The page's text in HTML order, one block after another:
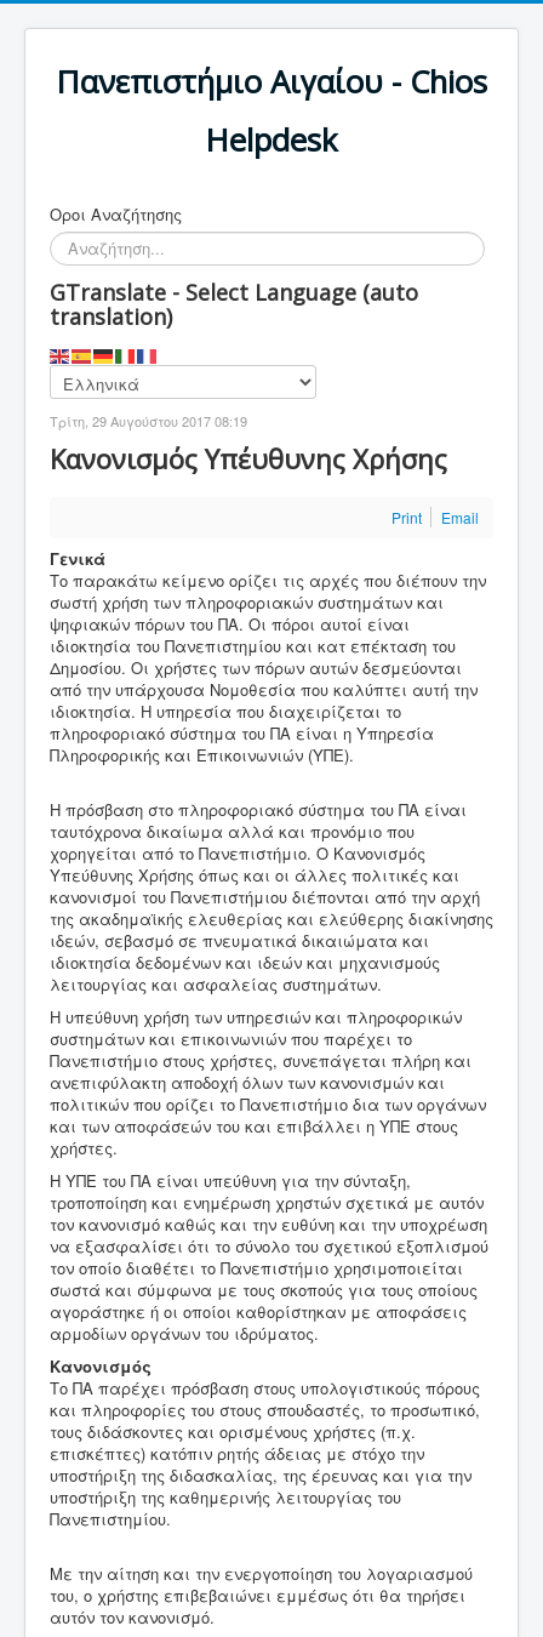
Πανεπιστήμιο Αιγαίου - Chios
Helpdesk
Οροι Αναζήτησης
GTranslate - Select Language (auto
translation)
Τρίτη, 29 Αυγούστου 2017 08:19
Κανονισμός Υπέυθυνης Χρήσης
Print Email
Γενικά
Το παρακάτω κείμενο ορίζει τις αρχές που διέπουν την
σωστή χρήση των πληροφοριακών συστημάτων και
ψηφιακών πόρων του ΠΑ. Οι πόροι αυτοί είναι
ιδιοκτησία του Πανεπιστημίου και κατ επέκταση του
Δημοσίου. Οι χρήστες των πόρων αυτών δεσμεύονται
από την υπάρχουσα Νομοθεσία που καλύπτει αυτή την
ιδιοκτησία. Η υπηρεσία που διαχειρίζεται το
πληροφοριακό σύστημα του ΠΑ είναι η Υπηρεσία
Πληροφορικής και Επικοινωνιών (ΥΠΕ).
Η πρόσβαση στο πληροφοριακό σύστημα του ΠΑ είναι
ταυτόχρονα δικαίωμα αλλά και προνόμιο που
χορηγείται από το Πανεπιστήμιο. Ο Κανονισμός
Υπεύθυνης Χρήσης όπως και οι άλλες πολιτικές και
κανονισμοί του Πανεπιστήμιου διέπονται από την αρχή
της ακαδημαϊκής ελευθερίας και ελεύθερης διακίνησης
ιδεών, σεβασμό σε πνευματικά δικαιώματα και
ιδιοκτησία δεδομένων και ιδεών και μηχανισμούς
λειτουργίας και ασφαλείας συστημάτων.
Η υπεύθυνη χρήση των υπηρεσιών και πληροφορικών
συστημάτων και επικοινωνιών που παρέχει το
Πανεπιστήμιο στους χρήστες, συνεπάγεται πλήρη και
ανεπιφύλακτη αποδοχή όλων των κανονισμών και
πολιτικών που ορίζει το Πανεπιστήμιο δια των οργάνων
και των αποφάσεών του και επιβάλλει η ΥΠΕ στους
χρήστες.
Η ΥΠΕ του ΠΑ είναι υπεύθυνη για την σύνταξη,
τροποποίηση και ενημέρωση χρηστών σχετικά με αυτόν
τον κανονισμό καθώς και την ευθύνη και την υποχρέωση
να εξασφαλίσει ότι το σύνολο του σχετικού εξοπλισμού
τον οποίο διαθέτει το Πανεπιστήμιο χρησιμοποιείται
σωστά και σύμφωνα με τους σκοπούς για τους οποίους
αγοράστηκε ή οι οποίοι καθορίστηκαν με αποφάσεις
αρμοδίων οργάνων του ιδρύματος.
Κανονισμός
Το ΠΑ παρέχει πρόσβαση στους υπολογιστικούς πόρους
και πληροφορίες του στους σπουδαστές, το προσωπικό,
τους διδάσκοντες και ορισμένους χρήστες (π.χ.
επισκέπτες) κατόπιν ρητής άδειας με στόχο την
υποστήριξη της διδασκαλίας, της έρευνας και για την
υποστήριξη της καθημερινής λειτουργίας του
Πανεπιστημίου.
Με την αίτηση και την ενεργοποίηση του λογαριασμού
του, ο χρήστης επιβεβαιώνει εμμέσως ότι θα τηρήσει
αυτόν τον κανονισμό.